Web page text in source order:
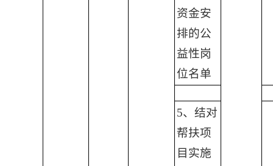
资金安
排的公
益性岗
位名单
5、结对
帮扶项
目实施